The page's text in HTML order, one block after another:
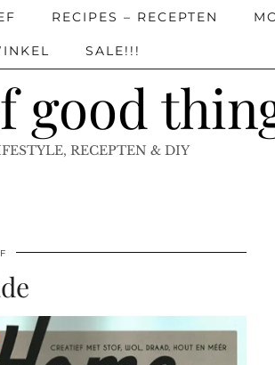
good
RECEPTEN & DIY
RECIPES – RECEPTEN
SALE!!!